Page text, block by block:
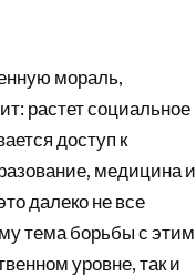
мораль,
растет социальное
доступ к
медицина и
далеко не все
тема борьбы с этим
уровне, так и